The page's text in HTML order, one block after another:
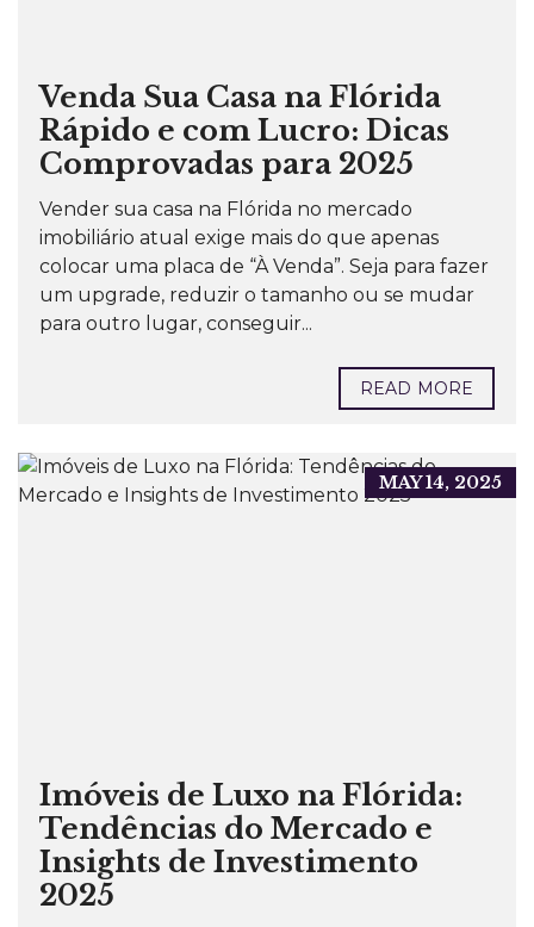
Venda Sua Casa na Flórida
Rápido e com Lucro: Dicas
Comprovadas para 2025
Vender sua casa na Flórida no mercado
imobiliário atual exige mais do que apenas
colocar uma placa de “À Venda”. Seja para fazer
um upgrade, reduzir o tamanho ou se mudar
para outro lugar, conseguir...
READ MORE
MAY 14, 2025
Imóveis de Luxo na Flórida:
Tendências do Mercado e
Insights de Investimento
2025